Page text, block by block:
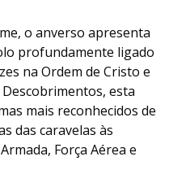
o anverso apresenta
profundamente ligado
na Ordem de Cristo e
esta
mais reconhecidos de
das caravelas às
Força Aérea e